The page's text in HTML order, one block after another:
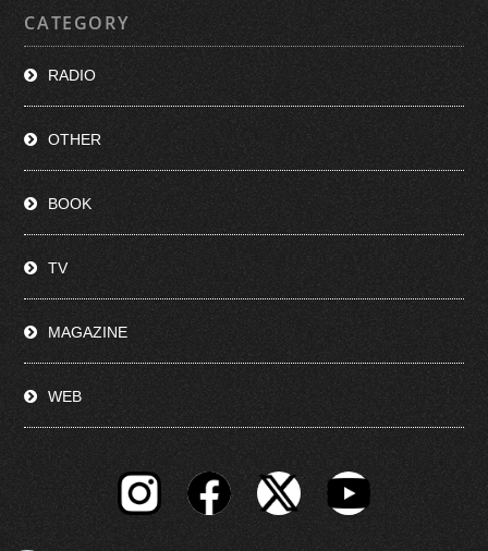
CATEGORY
RADIO
OTHER
BOOK
TV
MAGAZINE
WEB